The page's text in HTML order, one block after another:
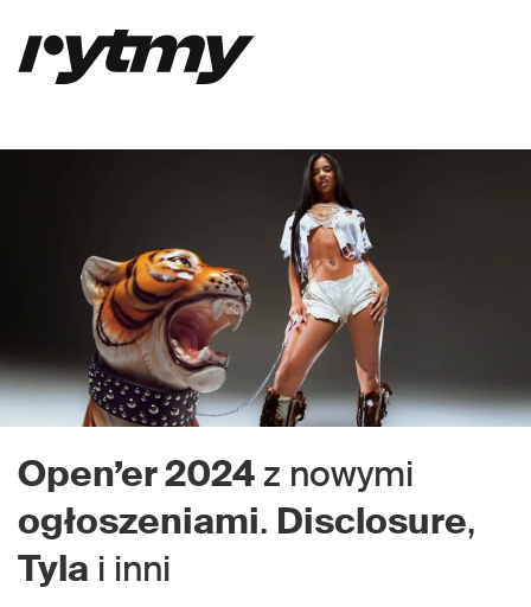
Open’er 2024 z nowymi
ogłoszeniami. Disclosure,
Tyla i inni